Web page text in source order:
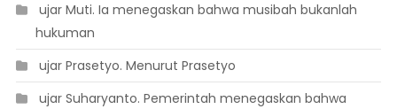
 ujar Muti. Ia menegaskan bahwa musibah bukanlah
hukuman
 ujar Prasetyo. Menurut Prasetyo
 ujar Suharyanto. Pemerintah menegaskan bahwa